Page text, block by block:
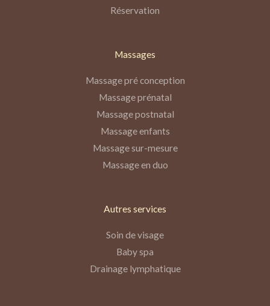
Réservation
Massages
Massage pré conception
Massage prénatal
Massage postnatal
Massage enfants
Massage sur-mesure
Massage en duo
Autres services
Soin de visage
Baby spa
Drainage lymphatique